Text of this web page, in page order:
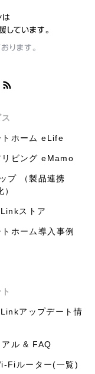
トホーム eLife
リビング eMamo
プ （製品連携
ストア
トホーム導入事例
アップデート情
アル & FAQ
Fiルーター(一覧)